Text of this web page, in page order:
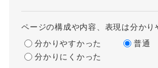
ページの構成や内容、表現は分かり
分かりやすかった
普通
分かりにくかった